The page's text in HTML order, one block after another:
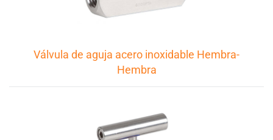
Válvula de aguja acero inoxidable Hembra-
Hembra